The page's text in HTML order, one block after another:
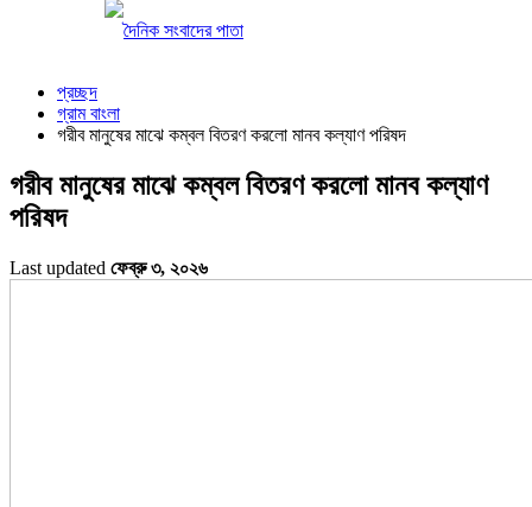
প্রচ্ছদ
গ্রাম বাংলা
গরীব মানুষের মাঝে কম্বল বিতরণ করলো মানব কল্যাণ পরিষদ
গরীব মানুষের মাঝে কম্বল বিতরণ করলো মানব কল্যাণ
পরিষদ
Last updated ফেব্রু ৩, ২০২৬